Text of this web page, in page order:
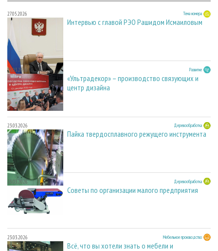
27.05.2026 Тема номера
Интервью с главой РЭО Рашидом Исмаиловым
23.03.2026 Развитие
«Ультрадекор» – производство связующих и
центр дизайна
23.03.2026 Деревообработка
Пайка твердосплавного режущего инструмента
23.03.2026 Деревообработка
Советы по организации малого предприятия
23.03.2026 Мебельное производство
Всё, что вы хотели знать о мебели и